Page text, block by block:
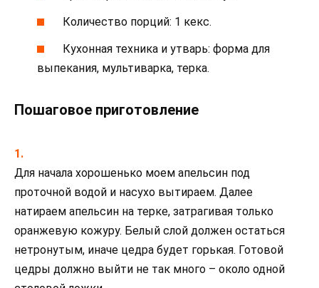
Количество порций: 1 кекс.
Кухонная техника и утварь: форма для
выпекания, мультиварка, терка.
Пошаговое приготовление
Для начала хорошенько моем апельсин под
проточной водой и насухо вытираем. Далее
натираем апельсин на терке, затрагивая только
оранжевую кожуру. Белый слой должен остаться
нетронутым, иначе цедра будет горькая. Готовой
цедры должно выйти не так много – около одной